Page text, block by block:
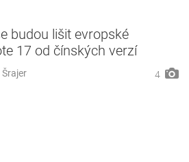
budou lišit evropské
17 od čínských verzí
4